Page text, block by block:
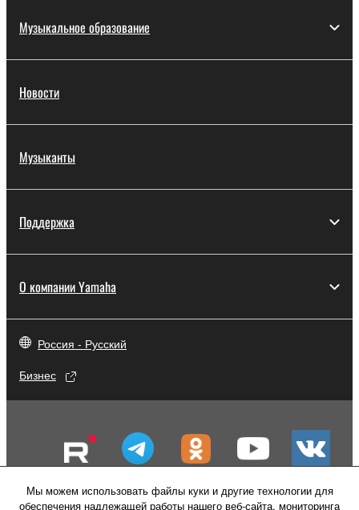
Музыкальное образование
Новости
Музыканты
Поддержка
О компании Yamaha
Россия - Русский
Бизнес
Мы можем использовать файлы куки и другие технологии для
обеспечения надлежащей работы нашего веб-сайта, мониторинга